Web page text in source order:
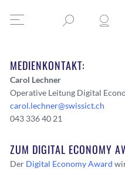
MEDIENKONTAKT:
Carol Lechner
Operative Leitung Digital
carol.lechner@swissict.ch
043 336 40 21
ZUM DIGITAL ECONOMY
Der Digital Economy Award